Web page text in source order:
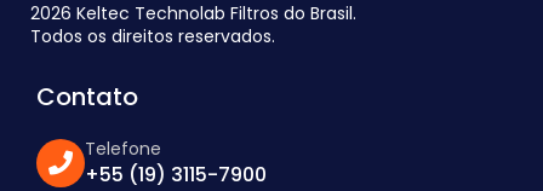
2026 Keltec Technolab Filtros do Brasil.
Todos os direitos reservados.
Contato
Telefone
+55 (19) 3115-7900